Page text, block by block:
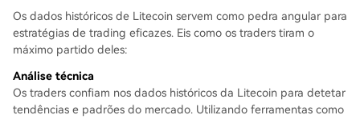
Os dados históricos de Litecoin servem como pedra angular para
estratégias de trading eficazes. Eis como os traders tiram o
máximo partido deles:
Análise técnica
Os traders confiam nos dados históricos da Litecoin para detetar
tendências e padrões do mercado. Utilizando ferramentas como